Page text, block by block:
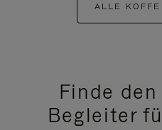
ALLE
Finde
Begleiter